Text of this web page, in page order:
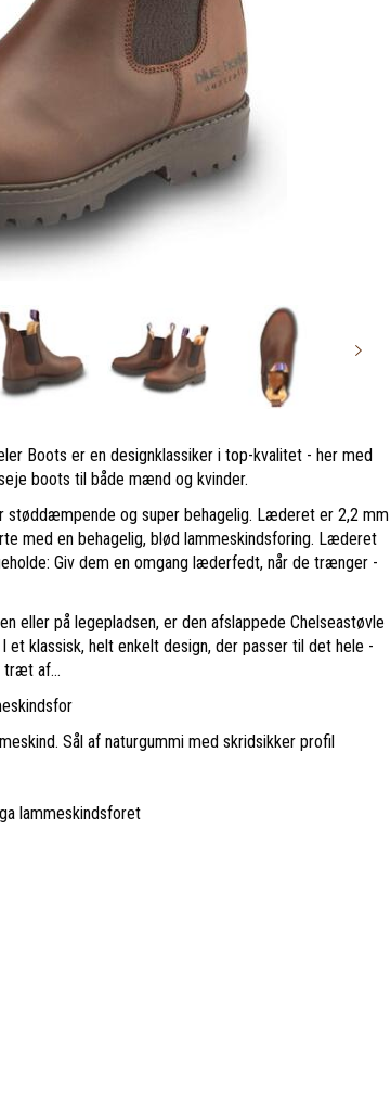
Boots er en designklassiker i top-kvalitet - her med
boots til både mænd og kvinder.
støddæmpende og super behagelig. Læderet er 2,2 mm
med en behagelig, blød lammeskindsforing. Læderet
Giv dem en omgang læderfedt, når de trænger -
eller på legepladsen, er den afslappede Chelseastøvle
klassisk, helt enkelt design, der passer til det hele -
træt af...
Sål af naturgummi med skridsikker profil
lammeskindsforet